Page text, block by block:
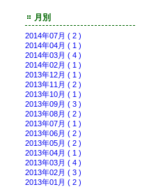
月別
2014年07月 ( 2 )
2014年04月 ( 1 )
2014年03月 ( 4 )
2014年02月 ( 1 )
2013年12月 ( 1 )
2013年11月 ( 2 )
2013年10月 ( 1 )
2013年09月 ( 3 )
2013年08月 ( 2 )
2013年07月 ( 1 )
2013年06月 ( 2 )
2013年05月 ( 2 )
2013年04月 ( 1 )
2013年03月 ( 4 )
2013年02月 ( 3 )
2013年01月 ( 2 )